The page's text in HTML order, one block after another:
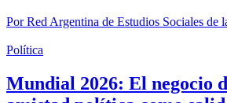
PorRed Argentina de Estudios Sociales de
Política
Mundial 2026: El negocio